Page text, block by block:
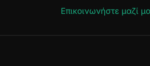
Επικοινωνήστε μαζί